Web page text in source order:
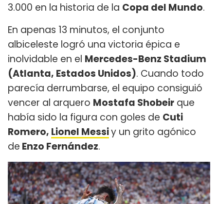
3.000 en la historia de la Copa del Mundo.
En apenas 13 minutos, el conjunto
albiceleste logró una victoria épica e
inolvidable en el Mercedes-Benz Stadium
(Atlanta, Estados Unidos). Cuando todo
parecía derrumbarse, el equipo consiguió
vencer al arquero Mostafa Shobeir que
había sido la figura con goles de Cuti
Romero, Lionel Messiy un grito agónico
de Enzo Fernández.